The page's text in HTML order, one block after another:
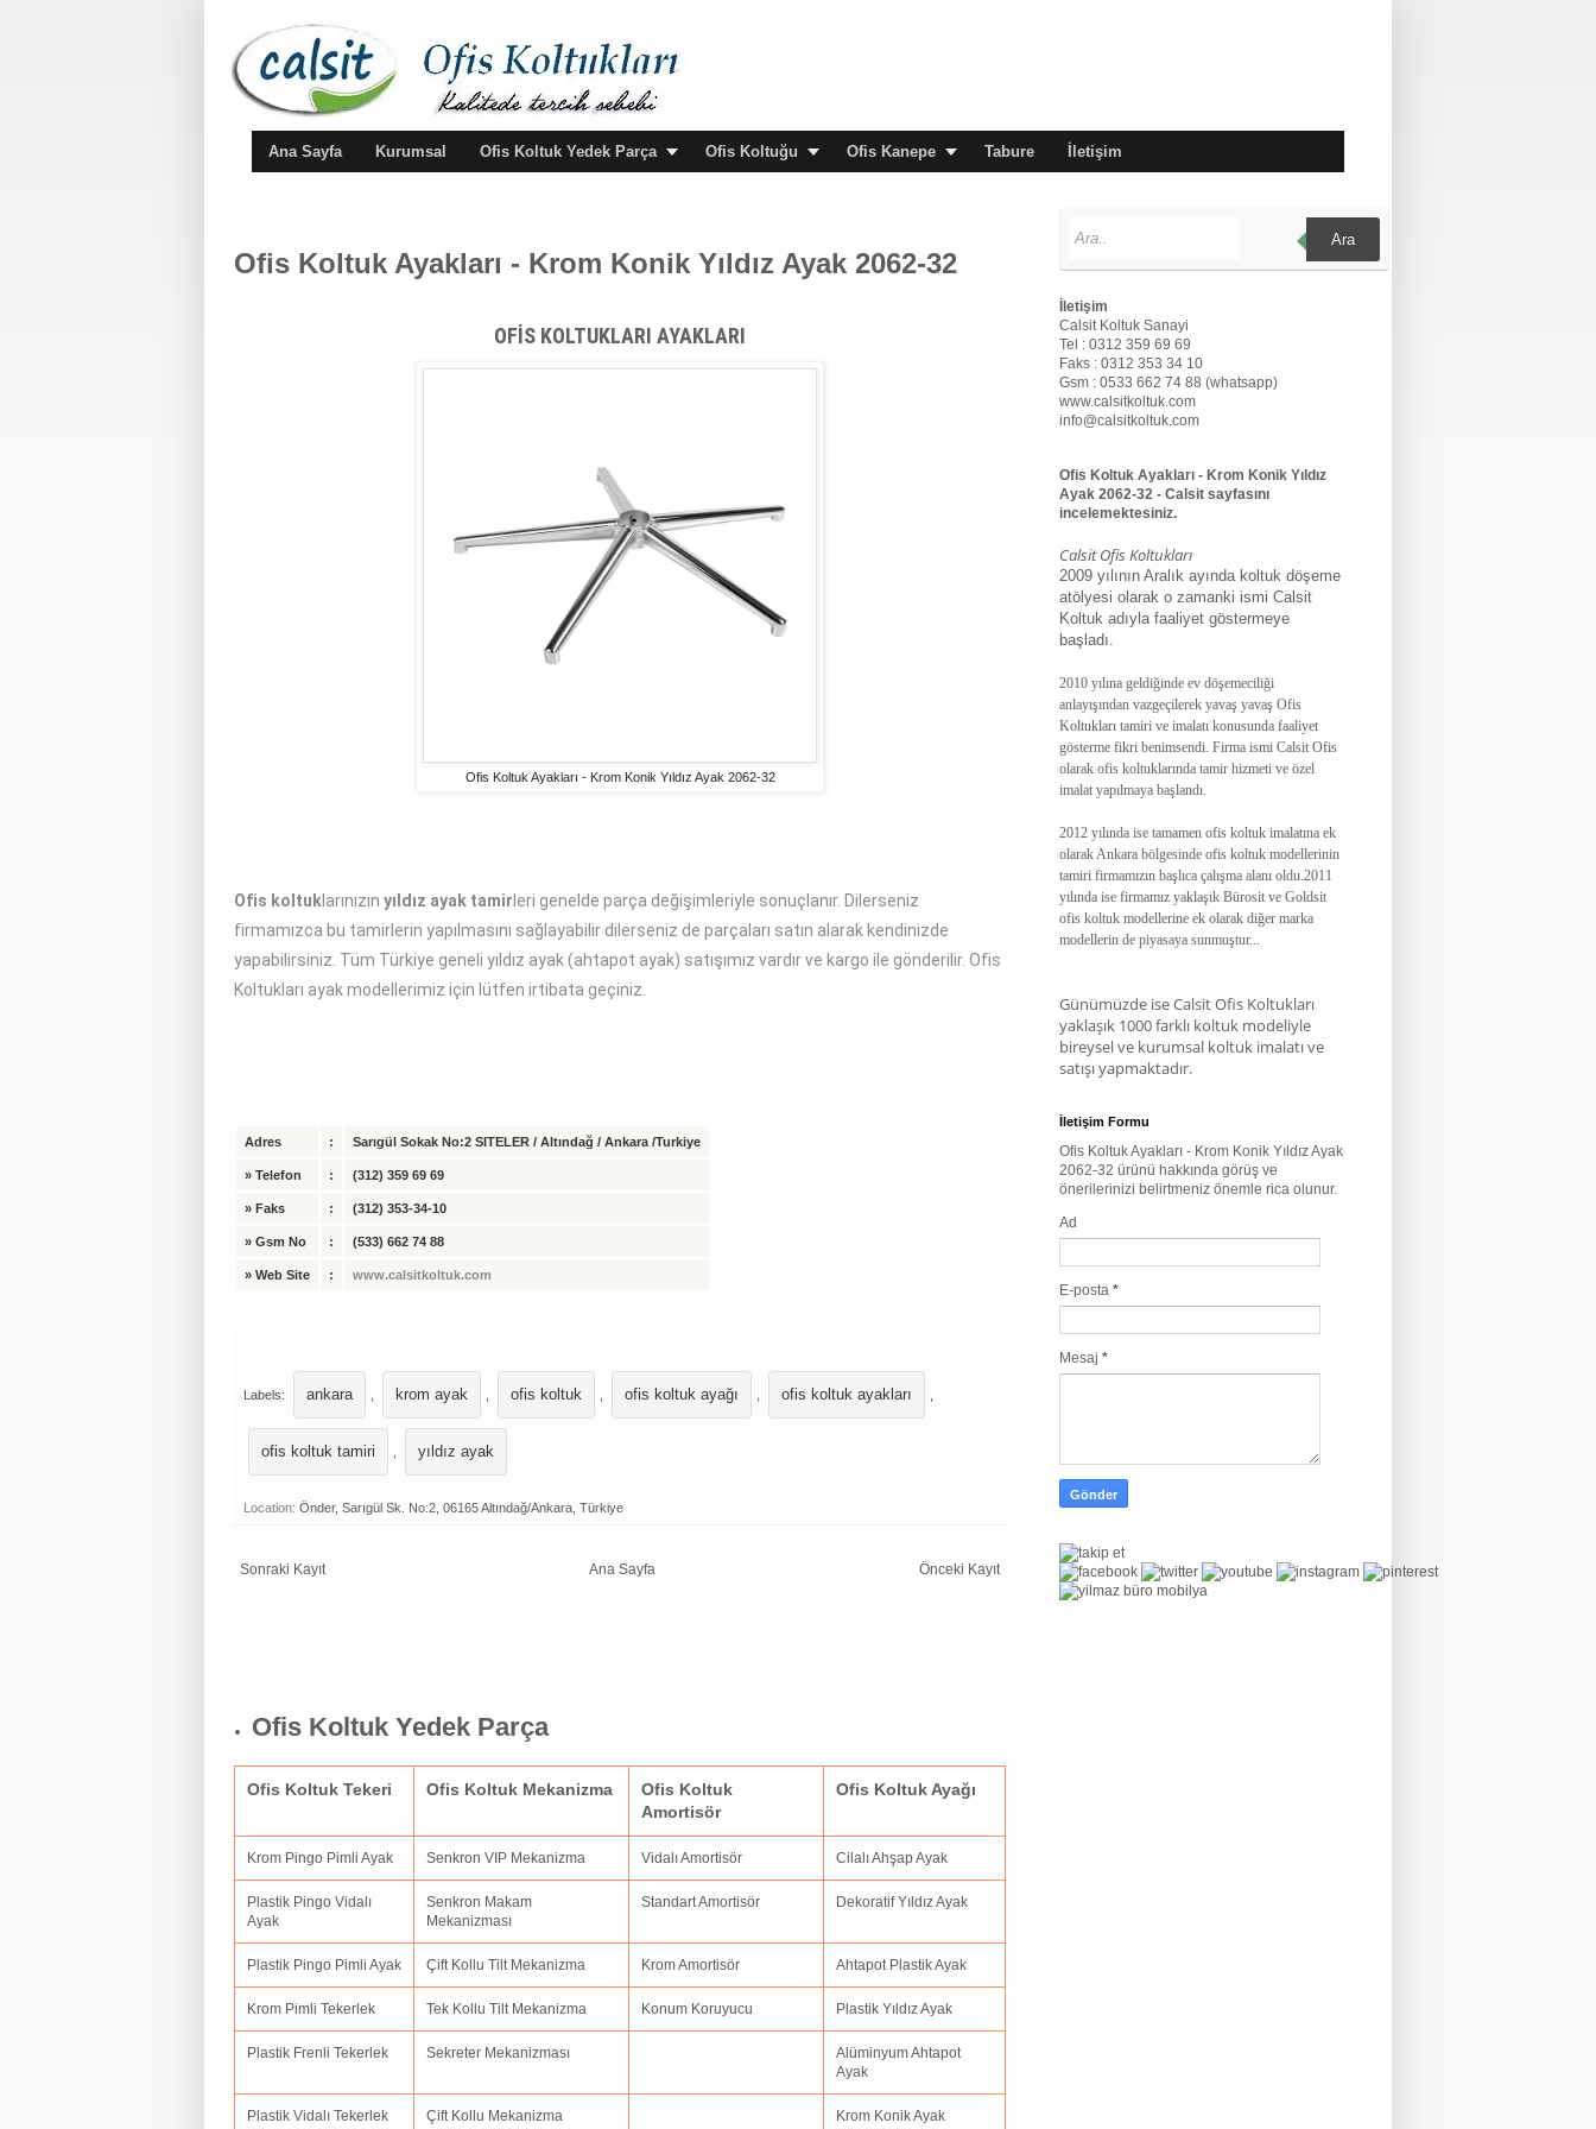
Ana Sayfa Kurumsal Ofis Koltuk Yedek Parça Ofis Koltuğu Ofis Kanepe Tabure İletişim
Ofis Koltuk Ayakları - Krom Konik Yıldız Ayak 2062-32
OFİS KOLTUKLARI AYAKLARI
Ofis Koltuk Ayakları - Krom Konik Yıldız Ayak 2062-32
Ofis koltuk larınızın yıldız ayak tamir leri genelde parça değişimleriyle sonuçlanır. Dilerseniz
firmamızca bu tamirlerin yapılmasını sağlayabilir dilerseniz de parçaları satın alarak kendinizde
yapabilirsiniz. Tüm Türkiye geneli yıldız ayak (ahtapot ayak) satışımız vardır ve kargo ile gönderilir. Ofis
Koltukları ayak modellerimiz için lütfen irtibata geçiniz.
Adres : Sarıgül Sokak No:2 SITELER / Altındağ / Ankara /Turkiye
» Telefon : (312) 359 69 69
» Faks : (312) 353-34-10
» Gsm No : (533) 662 74 88
» Web Site : www.calsitkoltuk.com
Labels: ankara krom ayak ofis koltuk ofis koltuk ayağı ofis koltuk ayakları
ofis koltuk tamiri yıldız ayak
Location: Önder, Sarıgül Sk. No:2, 06165 Altındağ/Ankara, Türkiye
Sonraki Kayıt Önceki Kayıt
Ana Sayfa
Ofis Koltuk Yedek Parça
Ofis Koltuk Tekeri Ofis Koltuk Mekanizma
Ofis Koltuk
Amortisör
Ofis Koltuk Ayağı
Krom Pingo Pimli Ayak Senkron VIP Mekanizma Vidalı Amortisör Cilalı Ahşap Ayak
Plastik Pingo Vidalı
Ayak
Senkron Makam
Mekanizması
Standart Amortisör Dekoratif Yıldız Ayak
Plastik Pingo Pimli Ayak Çift Kollu Tilt Mekanizma Krom Amortisör Ahtapot Plastik Ayak
Krom Pimli Tekerlek Tek Kollu Tilt Mekanizma Konum Koruyucu Plastik Yıldız Ayak
Plastik Frenli Tekerlek Sekreter Mekanizması
Alüminyum Ahtapot
Ayak
Plastik Vidalı Tekerlek Çift Kollu Mekanizma Krom Konik Ayak
Ara
İletişim
Calsit Koltuk Sanayi
Tel : 0312 359 69 69
Faks : 0312 353 34 10
Gsm : 0533 662 74 88 (whatsapp)
www.calsitkoltuk.com
info@calsitkoltuk.com
Ofis Koltuk Ayakları - Krom Konik Yıldız
Ayak 2062-32 - Calsit sayfasını
incelemektesiniz.
Calsit Ofis Koltukları
2009 yılının Aralık ayında koltuk döşeme
atölyesi olarak o zamanki ismi Calsit
Koltuk adıyla faaliyet göstermeye
başladı.
2010 yılına geldiğinde ev döşemeciliği
anlayışından vazgeçilerek yavaş yavaş Ofis
Koltukları tamiri ve imalatı konusunda faaliyet
gösterme fikri benimsendi. Firma ismi Calsit Ofis
olarak ofis koltuklarında tamir hizmeti ve özel
imalat yapılmaya başlandı.
2012 yılında ise tamamen ofis koltuk imalatına ek
olarak Ankara bölgesinde ofis koltuk modellerinin
tamiri firmamızın başlıca çalışma alanı oldu.2011
yılında ise firmamız yaklaşık Bürosit ve Goldsit
ofis koltuk modellerine ek olarak diğer marka
modellerin de piyasaya sunmuştur...
Günümüzde ise Calsit Ofis Koltukları
yaklaşık 1000 farklı koltuk modeliyle
bireysel ve kurumsal koltuk imalatı ve
satışı yapmaktadır.
İletişim Formu
Ofis Koltuk Ayakları - Krom Konik Yıldız Ayak
2062-32 ürünü hakkında görüş ve
önerilerinizi belirtmeniz önemle rica olunur.
Ad
E-posta *
Mesaj *